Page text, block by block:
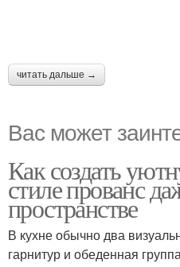
читать дальше →
Вас может
Как создать
стиле прованс
пространстве
В кухне обычно два
гарнитур и обеденная